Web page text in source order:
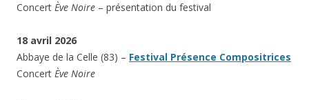
Concert Ève Noire – présentation du festival
18 avril 2026
Abbaye de la Celle (83) – Festival Présence Compositrices
Concert Ève Noire